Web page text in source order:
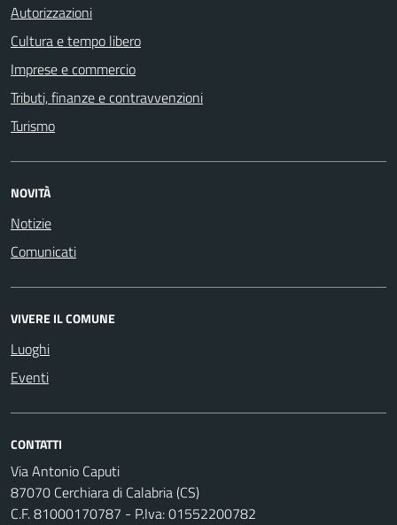
Autorizzazioni
Cultura e tempo libero
Imprese e commercio
Tributi, finanze e contravvenzioni
Turismo
NOVITÀ
Notizie
Comunicati
VIVERE IL COMUNE
Luoghi
Eventi
CONTATTI
Via Antonio Caputi
87070 Cerchiara di Calabria (CS)
C.F. 81000170787 - P.Iva: 01552200782